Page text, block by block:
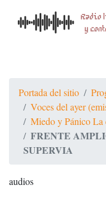
Portada del sitio
Voces del ayer
Miedo y Pánico La
FRENTE
SUPERVIA
audios